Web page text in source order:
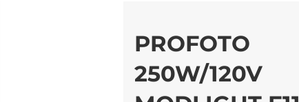
PROFOTO
250W/120V